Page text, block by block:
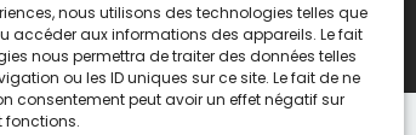
nous utilisons des technologies telles que
accéder aux informations des appareils. Le fait
nous permettra de traiter des données telles
ou les ID uniques sur ce site. Le fait de ne
consentement peut avoir un effet négatif sur
fonctions.